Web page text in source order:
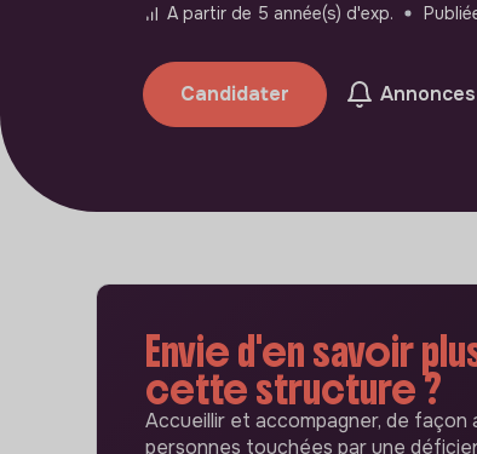
A partir de 5 année(s) d'exp.
Candidater
Envie d'en savoir
cette structure ?
Accueillir et accompagner, de façon
personnes touchées par une